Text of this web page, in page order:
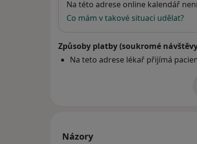
Dostupnost
Na této adrese online kalendář
Co mám v takové situaci udělat?
Způsoby platby (soukromé
Na teto adrese lékař přijímá
Názory